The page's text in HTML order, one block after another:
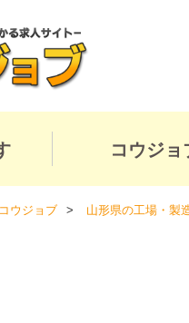
コウジョ
ウジョブ 山形県の工場・製